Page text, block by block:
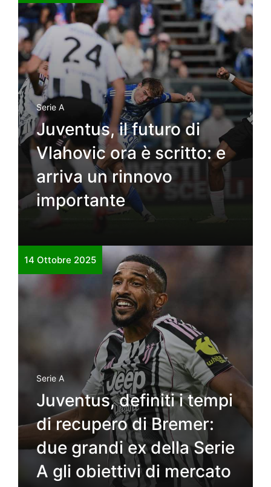
Serie A
Juventus, il futuro di
Vlahovic ora è scritto: e
arriva un rinnovo
importante
14 Ottobre 2025
Serie A
Juventus, definiti i tempi
di recupero di Bremer:
due grandi ex della Serie
A gli obiettivi di mercato